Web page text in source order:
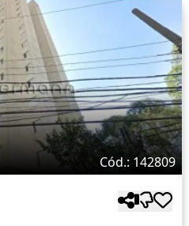
Cód.: 142809